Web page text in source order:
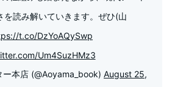
を読み解いていきます。ぜひ(山
t.co/DzYoAQySwp
Um4SuzHMz3
本店 (@Aoyama_book) August 25,